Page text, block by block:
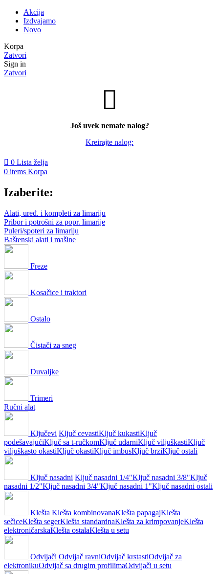
Akcija
Izdvajamo
Novo
Korpa
Zatvori
Sign in
Zatvori
Još uvek nemate nalog?
Kreirajte nalog:
0 Lista želja
0 items Korpa
Izaberite:
Alati, uređ. i kompleti za limariju
Pribor i potrošni za popr. limarije
Puleri/spoteri za limariju
Baštenski alati i mašine
Freze
Kosačice i traktori
Ostalo
Čistači za sneg
Duvaljke
Trimeri
Ručni alat
Ključevi Ključ cevastiKljuč kukastiKljuč
podešavajućiKljuč sa t-ručkomKljuč udarniKljuč viljuškastiKljuč
viljuškasto okastiKljuč okastiKljuč imbusKljuč brziKljuč ostali
Ključ nasadni Ključ nasadni 1/4"Ključ nasadni 3/8"Ključ
nasadni 1/2"Ključ nasadni 3/4"Ključ nasadni 1"Ključ nasadni ostali
Klešta Klešta kombinovanaKlešta papagajKlešta
sečiceKlešta segerKlešta standardnaKlešta za krimpovanjeKlešta
elektroničarskaKlešta ostalaKlešta u setu
Odvijači Odvijač ravniOdvijač krstastiOdvijač za
elektronikuOdvijač sa drugim profilimaOdvijači u setu